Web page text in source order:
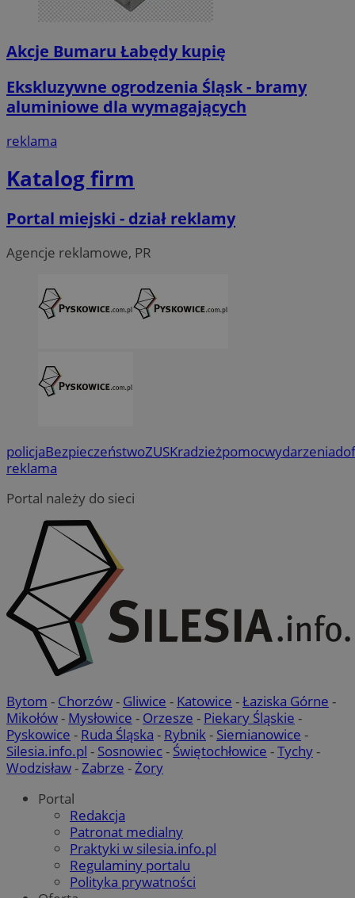
Akcje Bumaru Łabędy kupię
Ekskluzywne ogrodzenia Śląsk - bramy
aluminiowe dla wymagających
reklama
Katalog firm
Portal miejski - dział reklamy
Agencje reklamowe, PR
policjaBezpieczeństwoZUSKradzieżpomocwydarzenia
reklama
Portal należy do sieci
Bytom - Chorzów- Gliwice - Katowice -Łaziska Górne -
Mikołów- Mysłowice - Orzesze - Piekary Śląskie -
Pyskowice - Ruda Śląska - Rybnik- Siemianowice -
Silesia.info.pl - Sosnowiec- Świętochłowice -Tychy-
Wodzisław-Zabrze -Żory
Portal
Redakcja
Patronat medialny
Praktyki w silesia.info.pl
Regulaminy portalu
Polityka prywatności